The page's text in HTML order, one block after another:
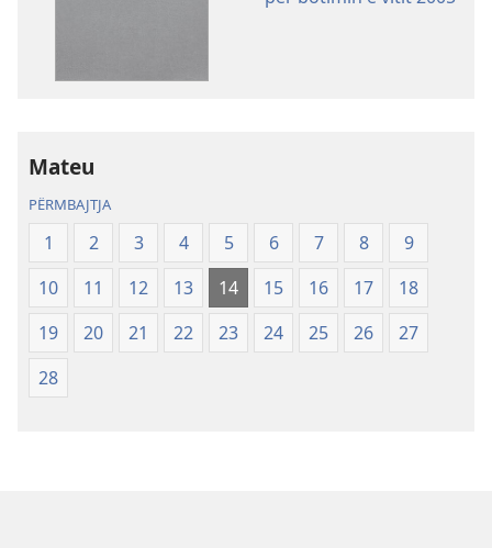
për
e
Re
(Botimi
i
rishikuar
2019)
Mateu
PËRMBAJTJA
1 2 3 4 5 6 7 8
9
10
11 12 13 14 15 16 17
18
19
20 21 22 23 24 25 26
27
28